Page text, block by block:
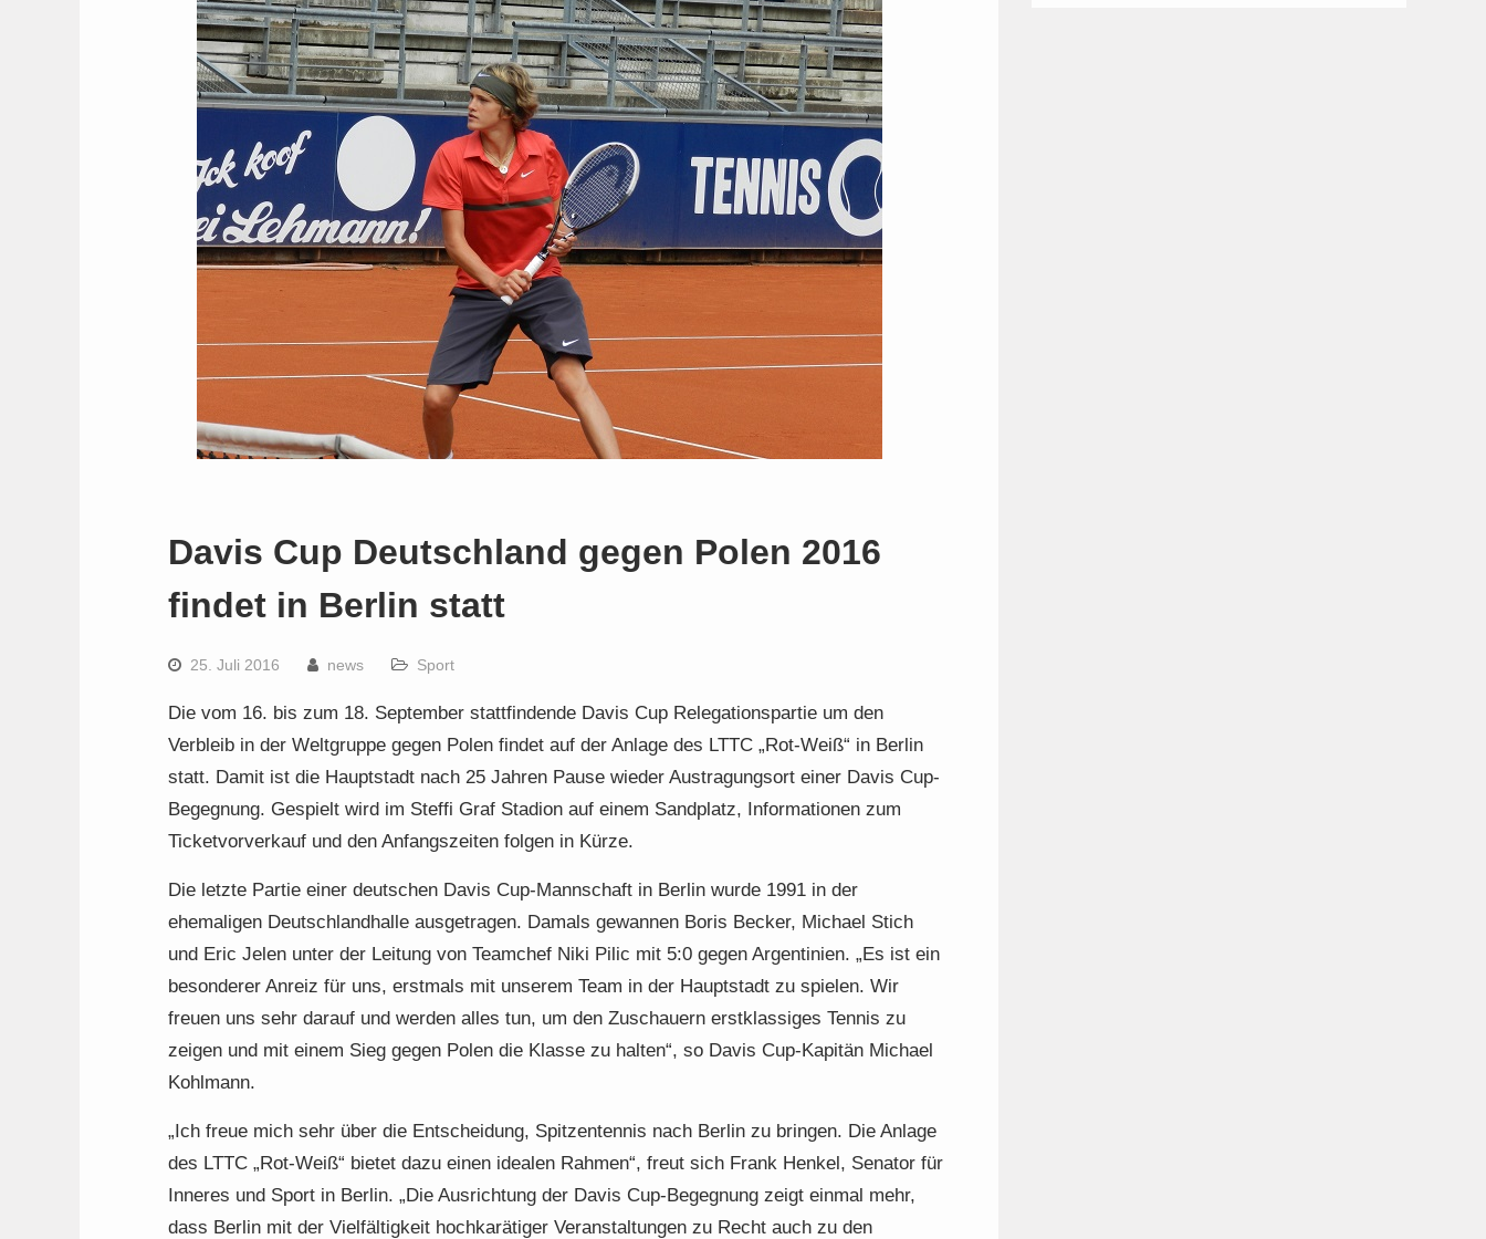
Davis Cup Deutschland gegen Polen 2016
findet in Berlin statt
25. Juli 2016 news Sport
Die vom 16. bis zum 18. September stattfindende Davis Cup Relegationspartie um den
Verbleib in der Weltgruppe gegen Polen findet auf der Anlage des LTTC „Rot-Weiß“ in Berlin
statt. Damit ist die Hauptstadt nach 25 Jahren Pause wieder Austragungsort einer Davis Cup-
Begegnung. Gespielt wird im Steffi Graf Stadion auf einem Sandplatz, Informationen zum
Ticketvorverkauf und den Anfangszeiten folgen in Kürze.
Die letzte Partie einer deutschen Davis Cup-Mannschaft in Berlin wurde 1991 in der
ehemaligen Deutschlandhalle ausgetragen. Damals gewannen Boris Becker, Michael Stich
und Eric Jelen unter der Leitung von Teamchef Niki Pilic mit 5:0 gegen Argentinien. „Es ist ein
besonderer Anreiz für uns, erstmals mit unserem Team in der Hauptstadt zu spielen. Wir
freuen uns sehr darauf und werden alles tun, um den Zuschauern erstklassiges Tennis zu
zeigen und mit einem Sieg gegen Polen die Klasse zu halten“, so Davis Cup-Kapitän Michael
Kohlmann.
„Ich freue mich sehr über die Entscheidung, Spitzentennis nach Berlin zu bringen. Die Anlage
des LTTC „Rot-Weiß“ bietet dazu einen idealen Rahmen“, freut sich Frank Henkel, Senator für
Inneres und Sport in Berlin. „Die Ausrichtung der Davis Cup-Begegnung zeigt einmal mehr,
dass Berlin mit der Vielfältigkeit hochkarätiger Veranstaltungen zu Recht auch zu den